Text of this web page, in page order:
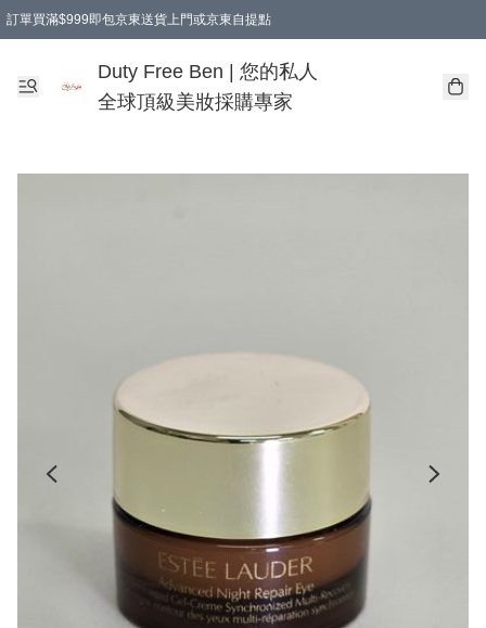
訂單買滿$999即包京東送貨上門或京東自提點
Duty Free Ben | 您的私人
全球頂級美妝採購專家